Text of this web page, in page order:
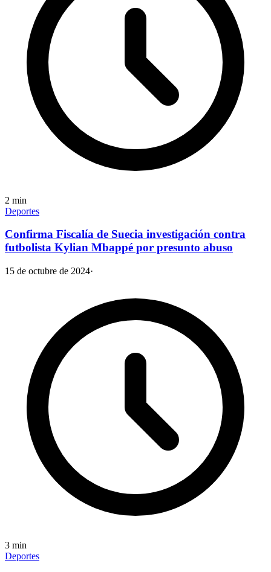
2 min
Deportes
Confirma Fiscalía de Suecia investigación contra
futbolista Kylian Mbappé por presunto abuso
15 de octubre de 2024·
3 min
Deportes